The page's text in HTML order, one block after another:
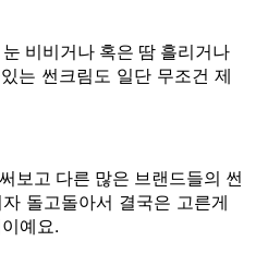
비비거나 혹은 땀 흘리거나
는 썬크림도 일단 무조건 제
보고 다른 많은 브랜드들의 썬
돌고돌아서 결국은 고른게
예요.